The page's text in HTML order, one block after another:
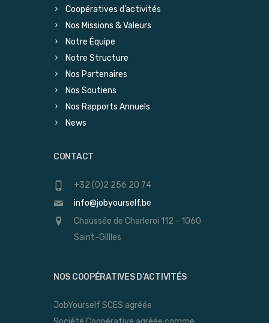
Coopératives d’activités
Nos Missions & Valeurs
Notre Équipe
Notre Structure
Nos Partenaires
Nos Soutiens
Nos Rapports Annuels
News
CONTACT
+32 (0)2 256 20 74
info@jobyourself.be
Chaussée de Charleroi 112 - 1060
Saint-Gillles
NOS COOPÉRATIVES D’ACTIVITÉS
JobYourself SCES agréée